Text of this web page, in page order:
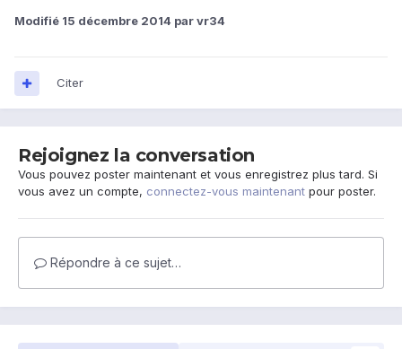
Modifié 15 décembre 2014 par vr34
Citer
Rejoignez la conversation
Vous pouvez poster maintenant et vous enregistrez plus tard. Si
vous avez un compte, connectez-vous maintenant pour poster.
Répondre à ce sujet…